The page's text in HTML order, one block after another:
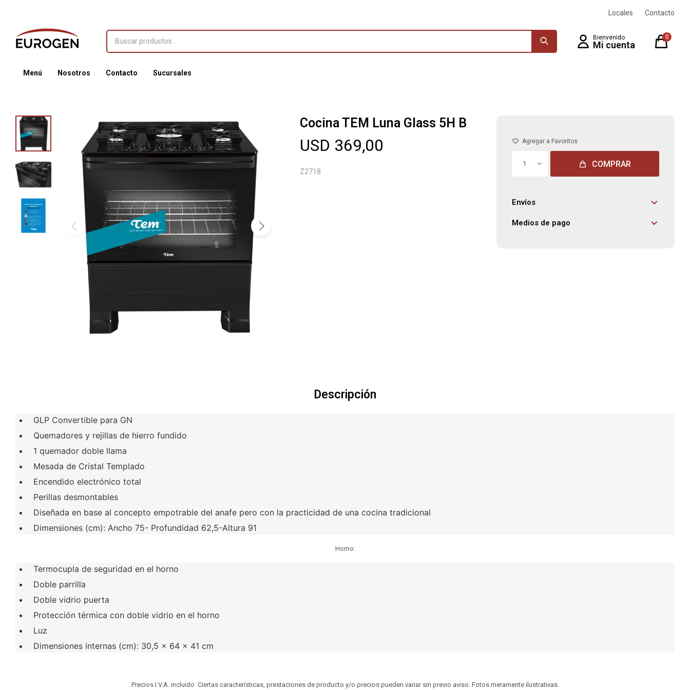
Menú Nosotros Contacto Sucursales
0
Locales Contacto
Cocina TEM Luna Glass 5H B
USD 369,00
Z2718
1 COMPRAR
Envíos
Medios de pago
Descripción
GLP Convertible para GN
Quemadores y rejillas de hierro fundido
1 quemador doble llama
Mesada de Cristal Templado
Encendido electrónico total
Perillas desmontables
Diseñada en base al concepto empotrable del anafe pero con la practicidad de una cocina tradicional
Dimensiones (cm): Ancho 75- Profundidad 62,5-Altura 91
Horno:
Termocupla de seguridad en el horno
Doble parrilla
Doble vidrio puerta
Protección térmica con doble vidrio en el horno
Luz
Dimensiones internas (cm): 30,5 x 64 x 41 cm
Precios I.V.A. incluido. Ciertas características, prestaciones de producto y/o precios pueden variar sin previo aviso. Fotos meramente ilustrativas.